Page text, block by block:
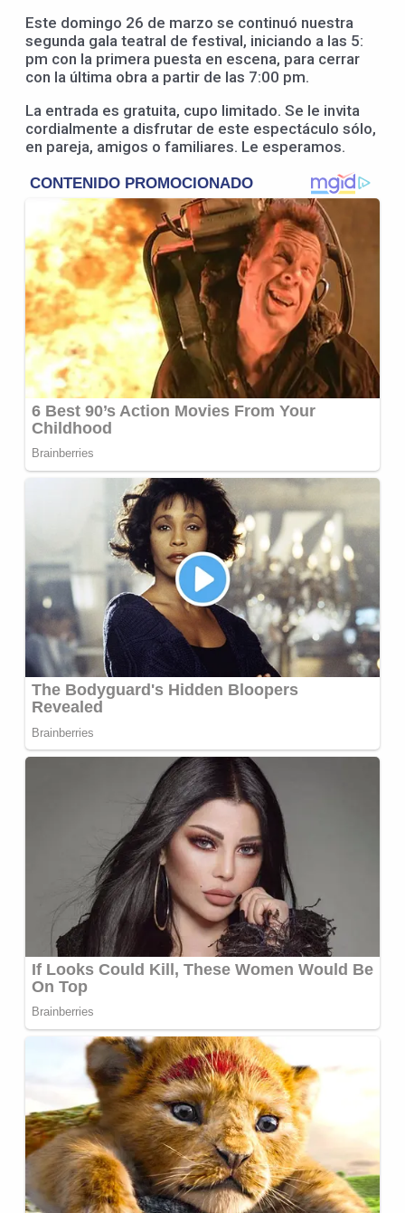
Este domingo 26 de marzo se continuó nuestra
segunda gala teatral de festival, iniciando a las 5:
pm con la primera puesta en escena, para cerrar
con la última obra a partir de las 7:00 pm.
La entrada es gratuita, cupo limitado. Se le invita
cordialmente a disfrutar de este espectáculo sólo,
en pareja, amigos o familiares. Le esperamos.